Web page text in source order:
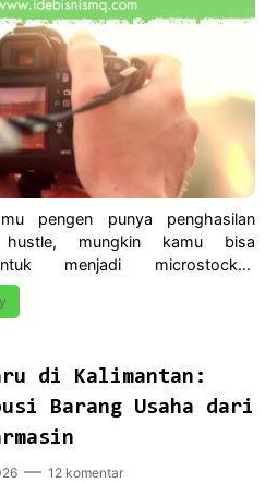
pengen punya penghasilan
mungkin kamu bisa
menjadi microstocker.
di Kalimantan:
Barang Usaha dari
12 komentar